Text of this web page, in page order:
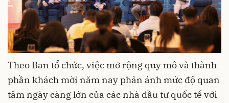
Theo Ban tổ chức, việc mở rộng quy mô và thành
phần khách mời năm nay phản ánh mức độ quan
tâm ngày càng lớn của các nhà đầu tư quốc tế với